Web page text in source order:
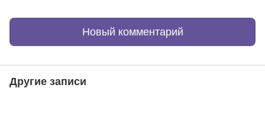
Новый комментарий
Другие записи